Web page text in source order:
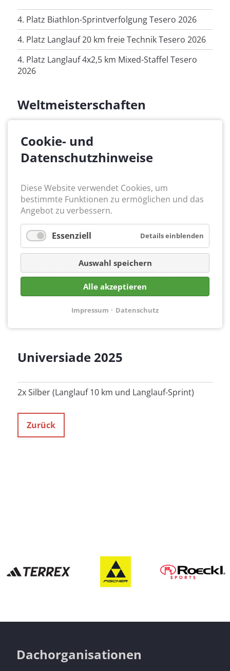
4. Platz Biathlon-Sprintverfolgung Tesero 2026
4. Platz Langlauf 20 km freie Technik Tesero 2026
4. Platz Langlauf 4x2,5 km Mixed-Staffel Tesero
2026
Weltmeisterschaften
Silber 4x2,5 km offene Staffel Toblach 2025
1. Platz Langlauf-Sprint freie Technik, Canmore
1. Platz Biathlon Einzelrennen (12,5 km), Canmore
2025
1. Platz Biathlon-Sprint (7,5 km), Notschrei 2026
2. Platz Biathlon Einzelrennen (12,5 km), Notschrei
Universiade 2025
2x Silber (Langlauf 10 km und Langlauf-Sprint)
Zurück
Dachorganisationen
Cookie- und
Datenschutzhinweise
Diese Website verwendet Cookies, um
bestimmte Funktionen zu ermöglichen und das
Angebot zu verbessern.
Essenziell Details einblenden
Auswahl speichern
Alle akzeptieren
Impressum Datenschutz